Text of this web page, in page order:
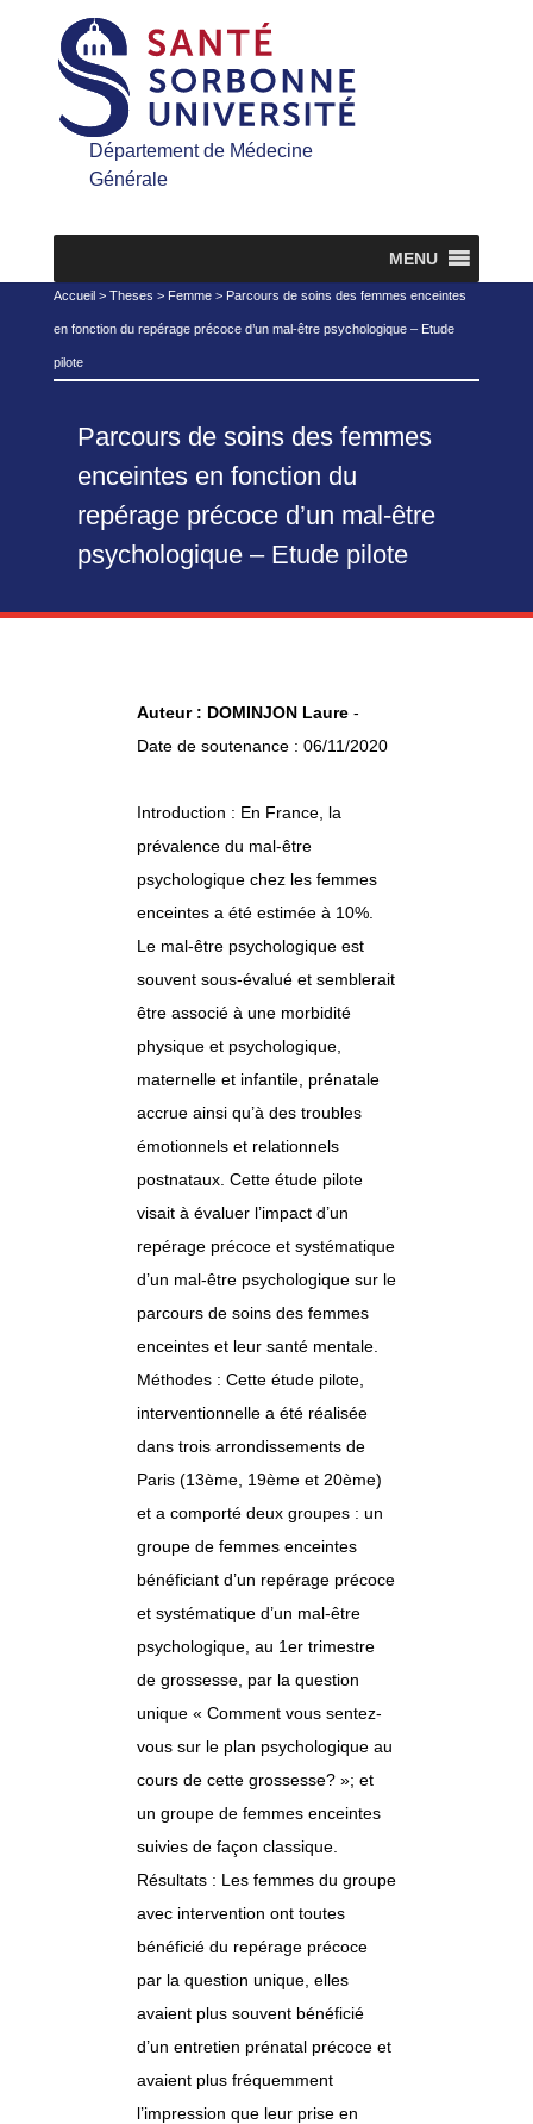
Département de Médecine
Générale
MENU
Accueil> Theses > Femme> Parcours de soins des femmes enceintes
en fonction du repérage précoce d’un mal-être psychologique – Etude
pilote
Parcours de soins des femmes
enceintes en fonction du
repérage précoce d’un mal-être
psychologique – Etude pilote
Auteur : DOMINJON Laure -
Date de soutenance : 06/11/2020
Introduction : En France, la
prévalence du mal-être
psychologique chez les femmes
enceintes a été estimée à 10%.
Le mal-être psychologique est
souvent sous-évalué et semblerait
être associé à une morbidité
physique et psychologique,
maternelle et infantile, prénatale
accrue ainsi qu’à des troubles
émotionnels et relationnels
postnataux. Cette étude pilote
visait à évaluer l’impact d’un
repérage précoce et systématique
d’un mal-être psychologique sur le
parcours de soins des femmes
enceintes et leur santé mentale.
Méthodes : Cette étude pilote,
interventionnelle a été réalisée
dans trois arrondissements de
Paris (13ème, 19ème et 20ème)
et a comporté deux groupes : un
groupe de femmes enceintes
bénéficiant d’un repérage précoce
et systématique d’un mal-être
psychologique, au 1er trimestre
de grossesse, par la question
unique « Comment vous sentez-
vous sur le plan psychologique au
cours de cette grossesse? »; et
un groupe de femmes enceintes
suivies de façon classique.
Résultats : Les femmes du groupe
avec intervention ont toutes
bénéficié du repérage précoce
par la question unique, elles
avaient plus souvent bénéficié
d’un entretien prénatal précoce et
avaient plus fréquemment
l’impression que leur prise en